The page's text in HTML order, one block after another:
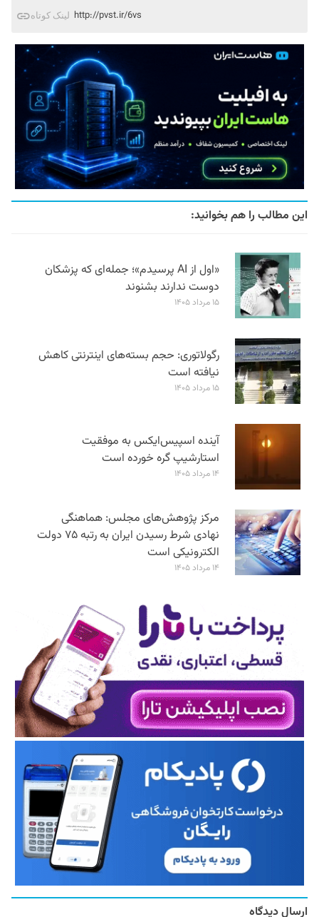
لینک کوتاه http://pvst.ir/6vs
این مطالب را هم بخوانید:
«اول از AI پرسیدم»؛ جمله‌ای که پزشکان
دوست ندارند بشنوند
۱۵ مرداد ۱۴۰۵
رگولاتوری: حجم بسته‌های اینترنتی کاهش
نیافته است
۱۵ مرداد ۱۴۰۵
آینده اسپیس‌ایکس به موفقیت
استارشیپ گره خورده است
۱۴ مرداد ۱۴۰۵
مرکز پژوهش‌های مجلس: هماهنگی
نهادی شرط رسیدن ایران به رتبه ۷۵ دولت
الکترونیکی است
۱۴ مرداد ۱۴۰۵
ارسال دیدگاه